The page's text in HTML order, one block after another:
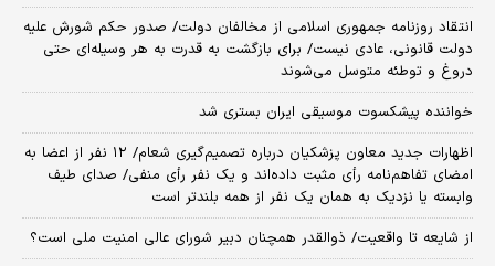
انتقاد روزنامه جمهوری اسلامی از مخالفان دولت/ صدور حکم شورش علیه
دولت قانونی، عادی نیست/ برای بازگشت به قدرت به هر وسیله‌ای حتی
دروغ و توطئه متوسل می‌شوند
خواننده پیشکسوت موسیقی ایران بستری شد
اظهارات جدید معاون پزشکیان درباره تصمیم‌گیری شعام/ ۱۲ نفر از اعضا به
امضای تفاهم‌نامه رأی مثبت داده‌اند و یک نفر رأی منفی/ صدای طیف
وابسته یا نزدیک به همان یک نفر از همه بلندتر است
از شایعه تا واقعیت/ ذوالقدر همچنان دبیر شورای ‌عالی امنیت ملی است؟